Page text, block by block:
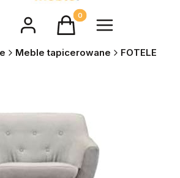
wyszukiwarkęProdukty w koszyku: 0.
Meble tapicerowane FOTELE